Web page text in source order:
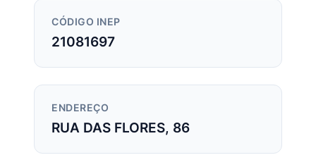
CÓDIGO INEP
21081697
ENDEREÇO
RUA DAS FLORES, 86